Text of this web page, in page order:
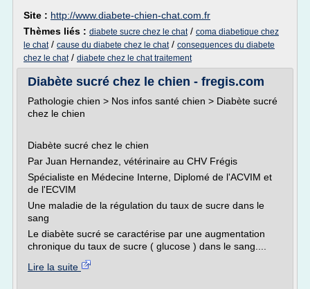
Site : http://www.diabete-chien-chat.com.fr
Thèmes liés : diabete sucre chez le chat/ coma diabetique chez
le chat/ cause du diabete chez le chat/ consequences du diabete
chez le chat/ diabete chez le chat traitement
Diabète sucré chez le chien - fregis.com
Pathologie chien > Nos infos santé chien > Diabète sucré
chez le chien
Diabète sucré chez le chien
Par Juan Hernandez, vétérinaire au CHV Frégis
Spécialiste en Médecine Interne, Diplomé de l'ACVIM et
de l'ECVIM
Une maladie de la régulation du taux de sucre dans le
sang
Le diabète sucré se caractérise par une augmentation
chronique du taux de sucre ( glucose ) dans le sang....
Lire la suite